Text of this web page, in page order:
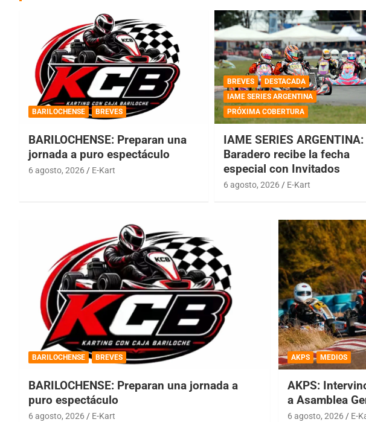
BARILOCHENSE BREVES
BARILOCHENSE: Preparan una
jornada a puro espectáculo
6 agosto, 2026 E-Kart
BREVES
DESTACADA
IAME SERIES ARGENTINA
PRÓXIMA COBERTURA
IAME SERIES ARGENTINA:
Baradero recibe la fecha
especial con Invitados
6 agosto, 2026 E-Kart
BARILOCHENSE BREVES
BARILOCHENSE: Preparan una jornada a
puro espectáculo
6 agosto, 2026 E-Kart
AKPS MEDIOS
AKPS:
a Asamblea
6 agosto, 2026 E-